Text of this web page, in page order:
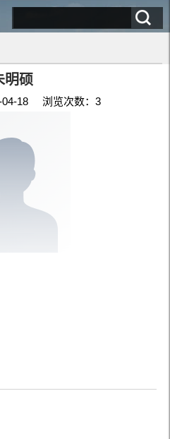
明硕
04-18 浏览次数： 3